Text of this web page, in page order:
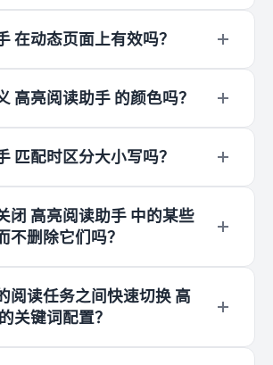
阅读助手 添加或修改关键词，其
到所有已打开的网站和标签页中，
在动态页面上有效吗？
媒体动态加载内容，还是实时更新
阅读助手 的关键词高亮都能毫秒
高亮阅读助手 的颜色吗？
也可以在 高亮阅读助手 管理面板
组自由定义背景颜色与文字颜色。
匹配时区分大小写吗？
写还是小写，高亮阅读助手 都会
所有形式的对应单词，确保不遗漏
闭 高亮阅读助手 中的某些
不删除它们吗？
可以在 高亮阅读助手 管理面板中快
词的高亮效果，当需要时再随时恢
除和重新添加。
阅读任务之间快速切换 高
关键词配置？